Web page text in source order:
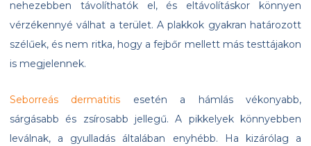
nehezebben távolíthatók el, és eltávolításkor könnyen
vérzékennyé válhat a terület. A plakkok gyakran határozott
szélűek, és nem ritka, hogy a fejbőr mellett más testtájakon
is megjelennek.
Seborreás dermatitis esetén a hámlás vékonyabb,
sárgásabb és zsírosabb jellegű. A pikkelyek könnyebben
leválnak, a gyulladás általában enyhébb. Ha kizárólag a